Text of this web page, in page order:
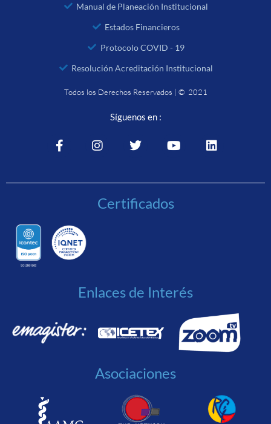
Manual de Planeación Institucional
Estados Financieros
Protocolo COVID - 19
Resolución Acreditación Institucional
Todos los Derechos Reservados | © 2021
Síguenos en :
Certificados
Enlaces de Interés
Asociaciones